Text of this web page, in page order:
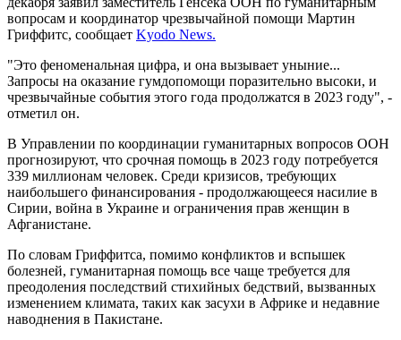
вопросам и координатор чрезвычайной помощи Мартин
Гриффитс, сообщает Kyodo News.
"Это феноменальная цифра, и она вызывает уныние...
Запросы на оказание гумдопомощи поразительно высоки, и
чрезвычайные события этого года продолжатся в 2023 году", -
отметил он.
В Управлении по координации гуманитарных вопросов ООН
прогнозируют, что срочная помощь в 2023 году потребуется
339 миллионам человек. Среди кризисов, требующих
наибольшего финансирования - продолжающееся насилие в
Сирии, война в Украине и ограничения прав женщин в
Афганистане.
По словам Гриффитса, помимо конфликтов и вспышек
болезней, гуманитарная помощь все чаще требуется для
преодоления последствий стихийных бедствий, вызванных
изменением климата, таких как засухи в Африке и недавние
наводнения в Пакистане.